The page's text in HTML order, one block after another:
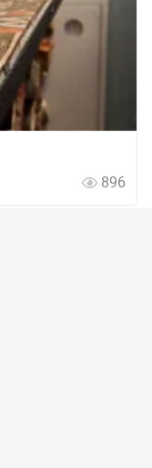
896